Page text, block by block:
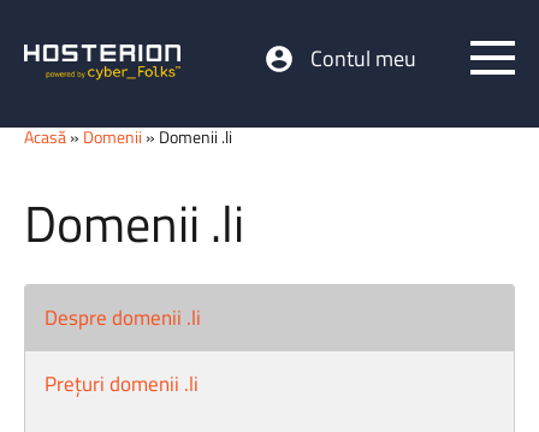
Contul meu
Acasă» Domenii » Domenii .li
Domenii .li
Despre domenii .li
Prețuri domenii .li